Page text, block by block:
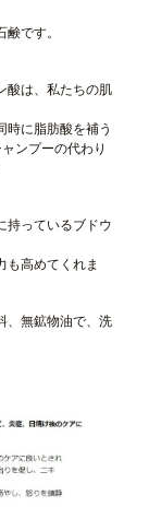
です。
酸は、私たちの肌
時に脂肪酸を補う
ンプーの代わり
持っているブドウ
も高めてくれま
、無鉱物油で、洗